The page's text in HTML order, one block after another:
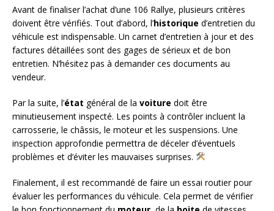
Avant de finaliser l’achat d’une 106 Rallye, plusieurs critères
doivent être vérifiés. Tout d’abord, l’historique d’entretien du
véhicule est indispensable. Un carnet d’entretien à jour et des
factures détaillées sont des gages de sérieux et de bon
entretien. N’hésitez pas à demander ces documents au
vendeur.
Par la suite, l’état général de la voiture doit être
minutieusement inspecté. Les points à contrôler incluent la
carrosserie, le châssis, le moteur et les suspensions. Une
inspection approfondie permettra de déceler d’éventuels
problèmes et d’éviter les mauvaises surprises.
Finalement, il est recommandé de faire un essai routier pour
évaluer les performances du véhicule. Cela permet de vérifier